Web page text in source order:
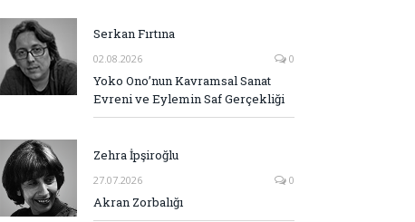
Serkan Fırtına
02.08.2026 0
Yoko Ono’nun Kavramsal Sanat
Evreni ve Eylemin Saf Gerçekliği
Zehra İpşiroğlu
27.07.2026 0
Akran Zorbalığı